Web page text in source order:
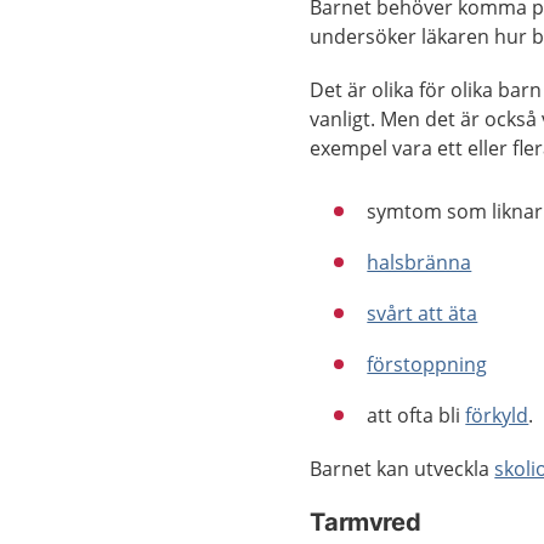
Barnet behöver komma
undersöker läkaren hur
Det är olika för olika
vanligt. Men det är
exempel vara ett eller
symtom som
halsbränna
svårt att äta
förstoppning
att ofta bliförkyld.
Barnet kan utveckla
Tarmvred